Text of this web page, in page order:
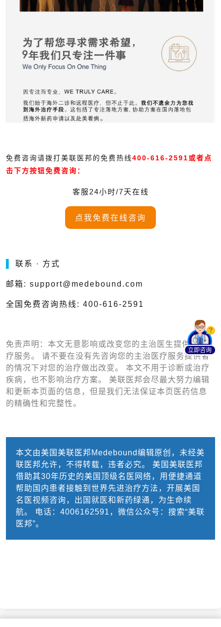
免费咨询请拨打美联医邦的免费热线400-616-2591或者点
击下方按钮免费咨询：
客服24小时/7天在线
点我免费在线咨询
联系 · 方式
邮箱: support@medebound.com
全国免费咨询热线: 400-616-2591
免责声明：本文无意影响或改变您的主治医生提供的医
疗服务。 请不要在没有先咨询您的主治医疗服务提供者
的情况下对您的治疗做出改变。 本文不用于诊断或治疗
疾病，也不影响治疗方案。 美联医邦会尽最大努力编辑
和更新本页面的信息，但是我们无法保证本页医药信息
的精确性和完整性。
本文由美国美联医邦Medebound编辑原创，未经美
联医邦允许，不得转载，违者必究。 美国美联医邦
借助其30年历史的美国顶级名医网络，用便捷通道
帮助国内患者接触到世界先进治疗方法，开展美国
名医视频咨询，出国就医和新药绿通，为生命续
航。 电话：4006162591，微信公众号：搜索“美联
医邦”。
立即咨询